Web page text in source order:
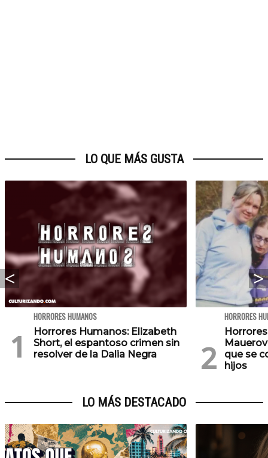
LO QUE MÁS GUSTA
HORRORES HUMANOS
Horrores Humanos: Elizabeth
Short, el espantoso crimen sin
resolver de la Dalia Negra
HORRORES
que se
hijos
LO MÁS DESTACADO